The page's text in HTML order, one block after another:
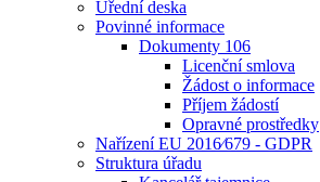
Úřední deska
Povinné informace
Dokumenty 106
Licenční smlova
Žádost o informace
Příjem žádostí
Opravné prostředky
Nařízení EU 2016⁄679 - GDPR
Struktura úřadu